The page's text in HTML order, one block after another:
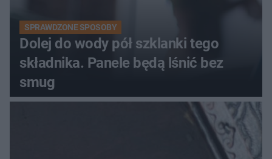
SPRAWDZONE SPOSOBY
Dolej do wody pół szklanki tego
składnika. Panele będą lśnić bez
smug